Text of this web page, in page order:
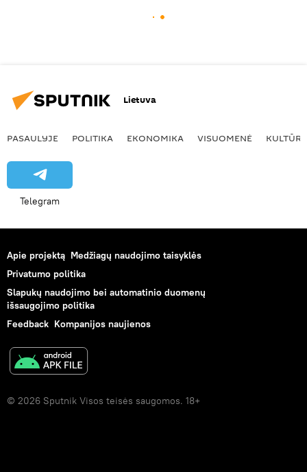
Lietuva
PASAULYJE POLITIKA EKONOMIKA VISUOMENĖ KULTŪRA
Telegram
Apie projektą Medžiagų naudojimo taisyklės
Privatumo politika
Slapukų naudojimo bei automatinio duomenų
išsaugojimo politika
Feedback Kompanijos naujienos
© 2026 Sputnik Visos teisės saugomos. 18+